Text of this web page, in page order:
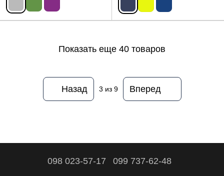
Показать еще 40 товаров
Назад 3 из 9 Вперед
098 023-57-17 099 737-62-48